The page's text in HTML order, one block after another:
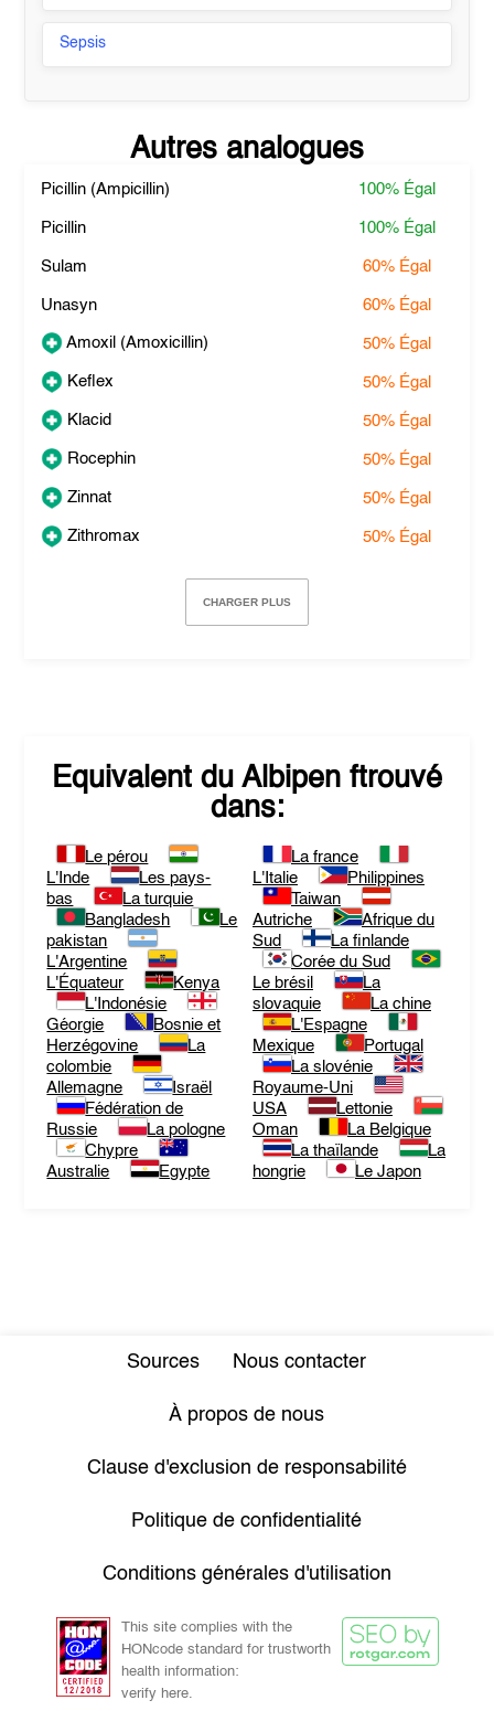
Sepsis
Autres analogues
Picillin (Ampicillin) 100% Égal
Picillin 100% Égal
Sulam 60% Égal
Unasyn 60% Égal
Amoxil (Amoxicillin) 50% Égal
Keflex 50% Égal
Klacid 50% Égal
Rocephin 50% Égal
Zinnat 50% Égal
Zithromax 50% Égal
CHARGER PLUS
Equivalent du Albipen ftrouvé
dans:
Le pérou
L'Inde
Les pays-
bas
La turquie
Bangladesh
Le
pakistan
L'Argentine
L'Équateur
Kenya
L'Indonésie
Géorgie
Bosnie et
Herzégovine
La
colombie
Allemagne
Israël
Fédération de
Russie
La pologne
Chypre
Australie
Egypte
La france
L'Italie
Philippines
Taiwan
Autriche
Afrique du
Sud
La finlande
Corée du Sud
Le brésil
La
slovaquie
La chine
L'Espagne
Mexique
Portugal
La slovénie
Royaume-Uni
USA
Lettonie
Oman
La Belgique
La thaïlande
La
hongrie
Le Japon
Sources Nous contacter
À propos de nous
Clause d'exclusion de responsabilité
Politique de confidentialité
Conditions générales d'utilisation
This site complies with the
HONcode standard for trustworth
health information:
verify here.